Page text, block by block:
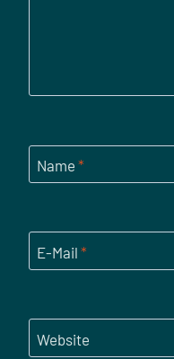
Name *
E-Mail *
Website